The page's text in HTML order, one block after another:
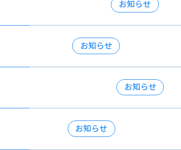
お知らせ
お知らせ
お知らせ
お知らせ